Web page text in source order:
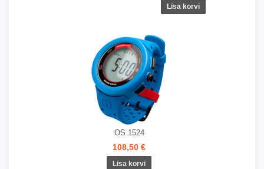
OS 1524
108,50 €